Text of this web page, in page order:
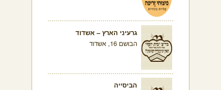
גרעיני הארץ – אשדוד
הבושם 16, אשדוד
הביסייה